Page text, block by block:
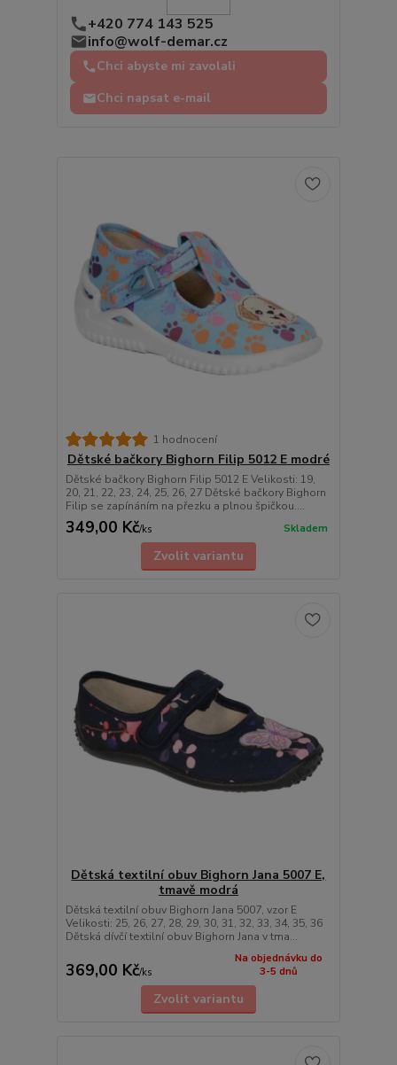
+420 774 143 525
info@wolf-demar.cz
Chci abyste mi zavolali
Chci napsat e-mail
1 hodnocení
Dětské bačkory Bighorn Filip 5012 E modré
Dětské bačkory Bighorn Filip 5012 E Velikosti: 19,
20, 21, 22, 23, 24, 25, 26, 27 Dětské bačkory Bighorn
Filip se zapínáním na přezku a plnou špičkou....
349,00 Kč/ks Skladem
Zvolit variantu
Dětská textilní obuv Bighorn Jana 5007 E,
tmavě modrá
Dětská textilní obuv Bighorn Jana 5007, vzor E
Velikosti: 25, 26, 27, 28, 29, 30, 31, 32, 33, 34, 35, 36
Dětská dívčí textilní obuv Bighorn Jana v tma...
369,00 Kč/ks
Na objednávku do
3-5 dnů
Zvolit variantu